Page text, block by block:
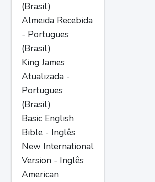
(Brasil)
Almeida Recebida
- Portugues
(Brasil)
King James
Atualizada -
Portugues
(Brasil)
Basic English
Bible - Inglês
New International
Version - Inglês
American